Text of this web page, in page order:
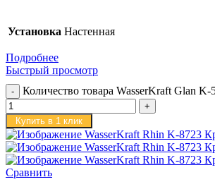
Установка Настенная
Подробнее
Быстрый просмотр
Количество товара WasserKraft Glan
Купить в 1 клик
Сравнить